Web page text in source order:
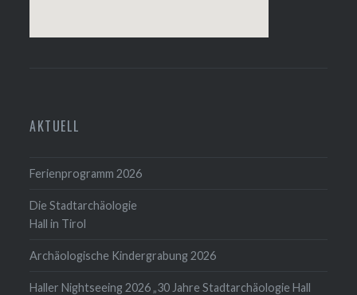
AKTUELL
Ferienprogramm 2026
Die Stadtarchäologie
Hall in Tirol
Archäologische Kindergrabung 2026
Haller Nightseeing 2026 „30 Jahre Stadtarchäologie Hall